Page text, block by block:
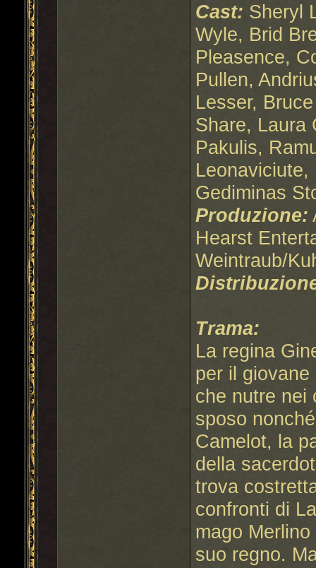
Cast: Sheryl
Wyle, Brid
Pleasence,
Pullen,
Lesser,
Share, Laura
Pakulis,
Gediminas
Produzione:
Hearst
Weintraub/
Trama:
La regina
per il
che nutre nei
sposo
Camelot, la
della
trova
confronti di
mago
suo regno.